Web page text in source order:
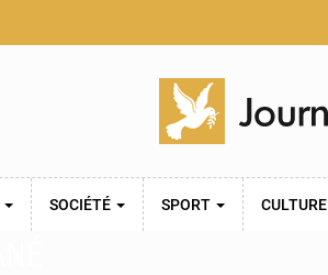
SOCIÉTÉ SPORT CULTURE